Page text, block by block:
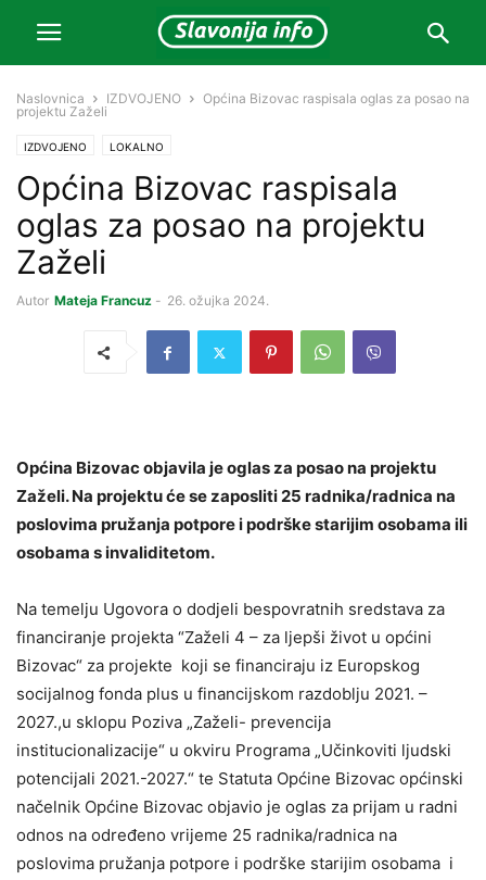
Naslovnica IZDVOJENO
Općina Bizovac raspisala oglas za posao na
projektu Zaželi
IZDVOJENO LOKALNO
Općina Bizovac raspisala
oglas za posao na projektu
Zaželi
Autor Mateja Francuz - 26. ožujka 2024.
Općina Bizovac objavila je oglas za posao na projektu
Zaželi. Na projektu će se zaposliti 25 radnika/radnica na
poslovima pružanja potpore i podrške starijim osobama ili
osobama s invaliditetom.
Na temelju Ugovora o dodjeli bespovratnih sredstava za
financiranje projekta “Zaželi 4 – za ljepši život u općini
Bizovac“ za projekte koji se financiraju iz Europskog
socijalnog fonda plus u financijskom razdoblju 2021. –
2027.,u sklopu Poziva „Zaželi- prevencija
institucionalizacije“ u okviru Programa „Učinkoviti ljudski
potencijali 2021.-2027.“ te Statuta Općine Bizovac općinski
načelnik Općine Bizovac objavio je oglas za prijam u radni
odnos na određeno vrijeme 25 radnika/radnica na
poslovima pružanja potpore i podrške starijim osobama i